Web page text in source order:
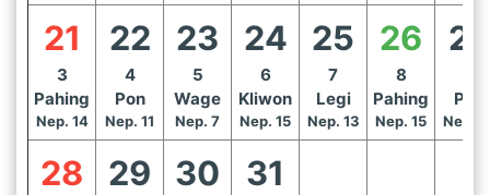
21
3
Pahing
Nep. 14
22
4
Pon
Nep. 11
23
5
Wage
Nep. 7
24
6
Kliwon
Nep. 15
25
7
Legi
Nep. 13
26
8
Pahing
Nep. 15
27
Pon
Nep.
28 29 30 31